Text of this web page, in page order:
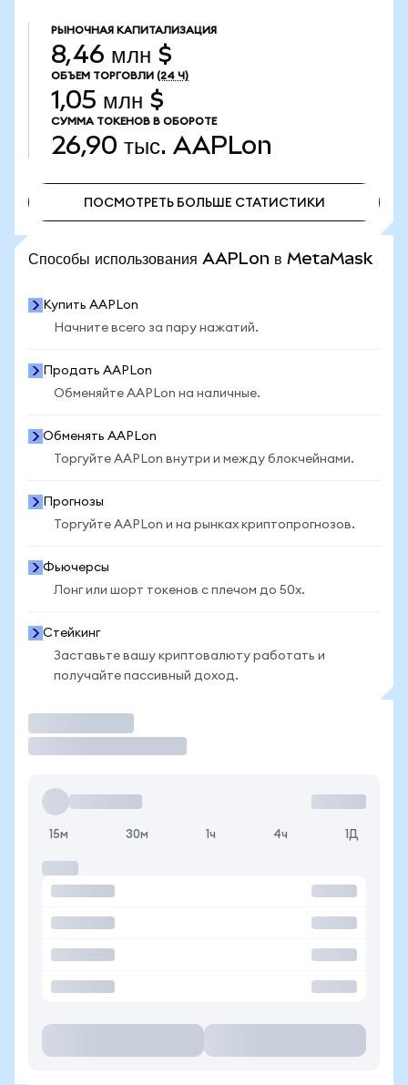
РЫНОЧНАЯ КАПИТАЛИЗАЦИЯ
8,46 млн $
ОБЪЕМ ТОРГОВЛИ (24 Ч)
1,05 млн $
СУММА ТОКЕНОВ В ОБОРОТЕ
26,90 тыс. AAPLon
ПОСМОТРЕТЬ БОЛЬШЕ СТАТИСТИКИ
Способы использования AAPLon в MetaMask
Купить AAPLon
Начните всего за пару нажатий.
Продать AAPLon
Обменяйте AAPLon на наличные.
Обменять AAPLon
Торгуйте AAPLon внутри и между блокчейнами.
Прогнозы
Торгуйте AAPLon и на рынках криптопрогнозов.
Фьючерсы
Лонг или шорт токенов с плечом до 50x.
Стейкинг
Заставьте вашу криптовалюту работать и
получайте пассивный доход.
15м 30м 1ч 4ч 1Д